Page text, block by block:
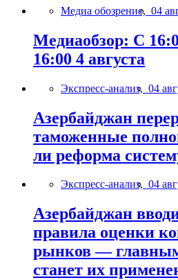
Медиа обозрение, 04
Медиаобзор: С
16:00 4 августа
Экспресс-анализ, 04
Азербайджан
таможенные
ли реформа
Экспресс-анализ, 04
Азербайджан
правила оценки
рынков —
станет их